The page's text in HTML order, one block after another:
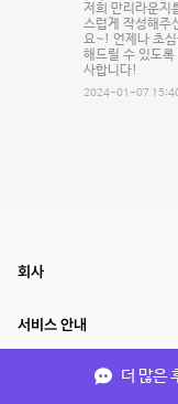
저희 만리라운지
스럽게 작성해주
요~! 언제나 초
해드릴 수 있도
사합니다!
2024-01-07
더 많은
회사
서비스 안내